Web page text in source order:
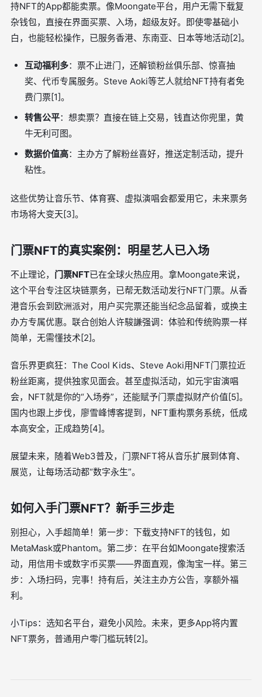
持NFT的App都能卖票。像Moongate平台，用户无需下载复
杂钱包，直接在界面买票、入场，超级友好。即使零基础小
白，也能轻松操作，已服务香港、东南亚、日本等地活动[2]。
互动福利多：票不止进门，还解锁粉丝俱乐部、惊喜抽
奖、代币专属服务。Steve Aoki等艺人就给NFT持有者免
费门票[1]。
转售公平：想卖票？直接在链上交易，钱直达你兜里，黄
牛无利可图。
数据价值高：主办方了解粉丝喜好，推送定制活动，提升
粘性。
这些优势让音乐节、体育赛、虚拟演唱会都爱用它，未来票务
市场将大变天[3]。
门票NFT的真实案例：明星艺人已入场
不止理论， 门票NFT已在全球火热应用。拿Moongate来说，
这个平台专注区块链票务，已帮无数活动发行NFT门票。从香
港音乐会到欧洲派对，用户买完票还能当纪念品留着，或换主
办方专属优惠。联合创始人许駿謙强调：体验和传统购票一样
简单，无需懂技术[2]。
音乐界更疯狂：The Cool Kids、Steve Aoki用NFT门票拉近
粉丝距离，提供独家见面会。甚至虚拟活动，如元宇宙演唱
会，NFT就是你的“入场券”，还能赋予门票虚拟财产价值[5]。
国内也跟上步伐，廖雪峰博客提到，NFT重构票务系统，低成
本高安全，正成趋势[4]。
展望未来，随着Web3普及，门票NFT将从音乐扩展到体育、
展览，让每场活动都“数字永生”。
如何入手门票NFT？新手三步走
别担心，入手超简单！第一步：下载支持NFT的钱包，如
MetaMask或Phantom。第二步：在平台如Moongate搜索活
动，用信用卡或数字币买票——界面直观，像淘宝一样。第三
步：入场扫码，完事！持有后，关注主办方公告，享额外福
利。
小Tips：选知名平台，避免小风险。未来，更多App将内置
NFT票务，普通用户零门槛玩转[2]。